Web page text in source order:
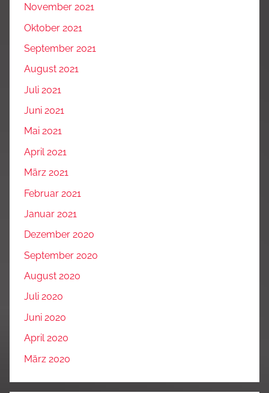
November 2021
Oktober 2021
September 2021
August 2021
Juli 2021
Juni 2021
Mai 2021
April 2021
März 2021
Februar 2021
Januar 2021
Dezember 2020
September 2020
August 2020
Juli 2020
Juni 2020
April 2020
März 2020